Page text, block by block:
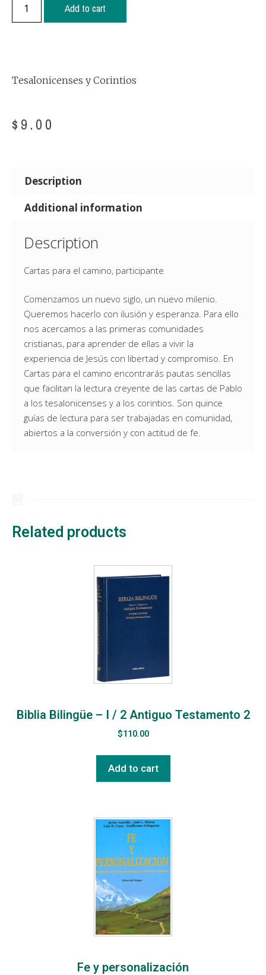
Add to cart
Tesalonicenses y Corintios
$ 9.00
Description
Additional information
Description
Cartas para el camino, participante
Comenzamos un nuevo siglo, un nuevo milenio.
Queremos hacerlo con ilusión y esperanza. Para ello
nos acercamos a las primeras comunidades
cristianas, para aprender de ellas a vivir la
experiencia de Jesús con libertad y compromiso. En
Cartas para el camino encontrarás pautas sencillas
que facilitan la lectura creyente de las cartas de Pablo
a los tesalonicenses y a los corintios. Son quince
guías de lectura para ser trabajadas en comunidad,
abiertos a la conversión y con actitud de fe.
Related products
Biblia Bilingüe – I / 2 Antiguo Testamento 2
$110.00
Add to cart
Fe y personalización